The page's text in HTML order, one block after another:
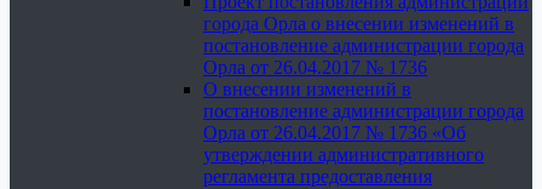
города Орла о внесении изменений в
постановление администрации города
Орла от 26.04.2017 № 1736
О внесении изменений в
постановление администрации города
Орла от 26.04.2017 № 1736 «Об
утверждении административного
регламента предоставления